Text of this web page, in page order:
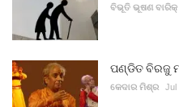
ବିଭୂତି ଭୂଷଣ ବାରିକ୍
ପଣ୍ଡିତ ବିରଜୁ
କେଦାର ମିଶ୍ର Jul